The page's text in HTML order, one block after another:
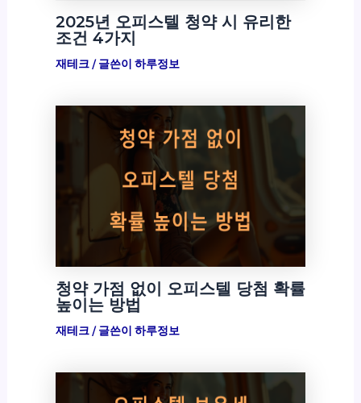
2025년 오피스텔 청약 시 유리한
조건 4가지
재테크/ 글쓴이 하루정보
청약 가점 없이 오피스텔 당첨 확률
높이는 방법
재테크/ 글쓴이 하루정보